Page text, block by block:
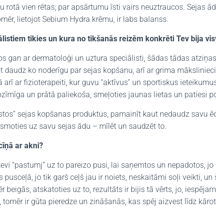
rotā vien rētas; par apsārtumu īsti vairs neuztraucos. Sejas
lietojot Sebium Hydra krēmu, ir labs balanss.
tikies un kura no tikšanās reizēm konkrēti Tev bija
gan ar dermatoloģi un uztura speciālisti, šādas tādas
daudz ko noderīgu par sejas kopšanu, arī ar grima
arī ar fizioterapeiti, kur guvu “aktīvus” un sportiskus
un prātā paliekoša, smeļoties jaunas lietas un patiesi
sejas kopšanas produktus, pamainīt kaut nedaudz savu
uz savu sejas ādu – mīlēt un saudzēt to.
ar akni?
“pastumj” uz to pareizo pusi, lai saņemtos un nepadotos,
pusceļā, jo tik garš ceļš jau ir noiets, neskaitāmi soļi veikti, un
beigās, atskatoties uz to, rezultāts ir bijis tā vērts, jo,
ir gūta pieredze un zināšanās, kas spēj aizvest līdz